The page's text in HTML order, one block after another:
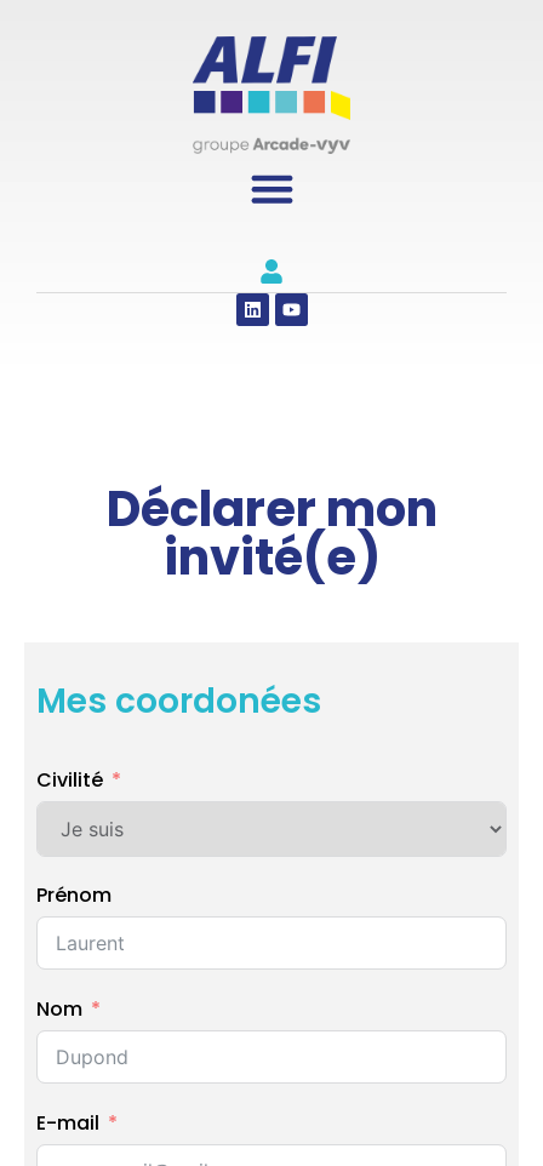
Déclarer mon
invité(e)
Mes coordonées
Civilité
Prénom
Nom
E-mail